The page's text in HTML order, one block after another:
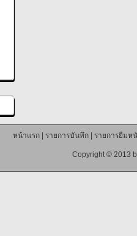
หน้าแรก| รายการบันทึก| รายการยืมห
Copyright © 2013